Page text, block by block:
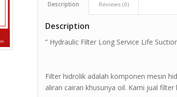
Description Reviews (0)
Description
” Hydraulic Filter Long Service Life
Filter hidrolik adalah komponen mesin
aliran cairan khusunya oil. Kami jual